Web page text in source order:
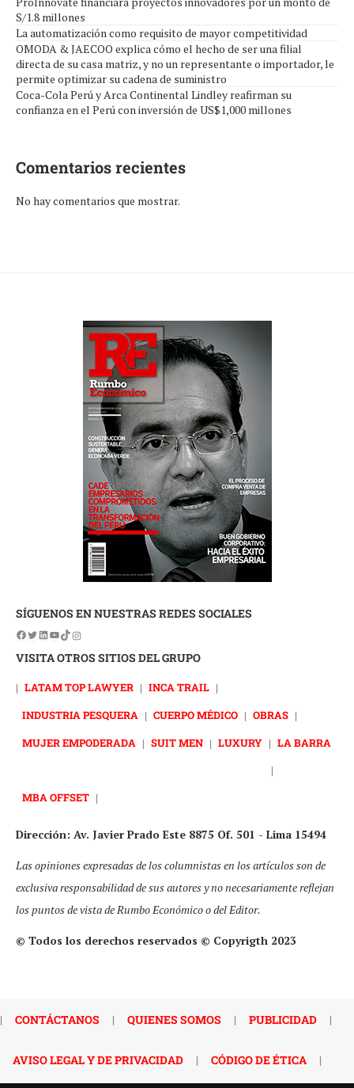
S/1.8 millones
La automatización como requisito de mayor competitividad
OMODA & JAECOO explica cómo el hecho de ser una filial
directa de su casa matriz, y no un representante o importador, le
permite optimizar su cadena de suministro
Coca-Cola Perú y Arca Continental Lindley reafirman su
confianza en el Perú con inversión de US$1,000 millones
Comentarios recientes
No hay comentarios que mostrar.
SÍGUENOS EN NUESTRAS REDES SOCIALES
VISITA OTROS SITIOS DEL GRUPO
| LATAM TOP LAWYER | INCA TRAIL |
INDUSTRIA PESQUERA | CUERPO MÉDICO | OBRAS |
MUJER EMPODERADA | SUIT MEN | LUXURY | LA BARRA
|
MBA OFFSET |
Dirección: Av. Javier Prado Este 8875 Of. 501 - Lima 15494
Las opiniones expresadas de los columnistas en los artículos son de
exclusiva responsabilidad de sus autores y no necesariamente reflejan
los puntos de vista de Rumbo Económico o del Editor.
© Todos los derechos reservados © Copyrigth 2023
| CONTÁCTANOS | QUIENES SOMOS | PUBLICIDAD |
AVISO LEGAL Y DE PRIVACIDAD | CÓDIGO DE ÉTICA |